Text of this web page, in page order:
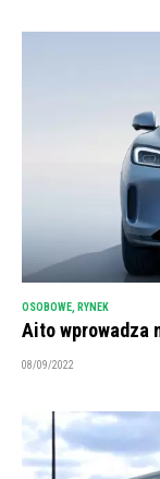
OSOBOWE RYNEK
Aito wprowadza
08/09/2022